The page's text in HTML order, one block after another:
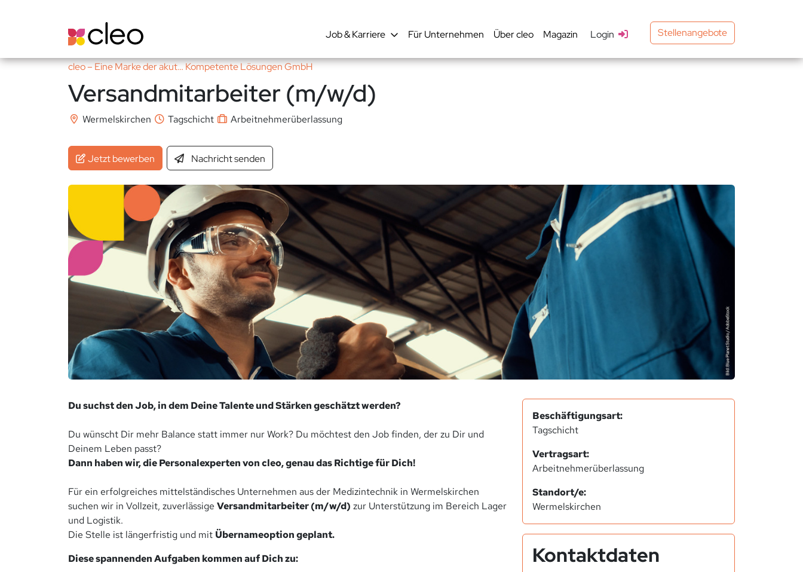
Job & Karriere Für Unternehmen Über cleo Magazin Login Stellenangebote
cleo – Eine Marke der akut… Kompetente Lösungen GmbH
Versandmitarbeiter (m/w/d)
Wermelskirchen Tagschicht Arbeitnehmerüberlassung
Jetzt bewerben Nachrichtsenden
Du suchst den Job, in dem Deine Talente und Stärken geschätzt werden?
Du wünscht Dir mehr Balance statt immer nur Work? Du möchtest den Job finden, der zu Dir und
Deinem Leben passt?
Dann haben wir, die Personalexperten von cleo, genau das Richtige für Dich!
Für ein erfolgreiches mittelständisches Unternehmen aus der Medizintechnik in Wermelskirchen
suchen wir in Vollzeit, zuverlässige Versandmitarbeiter (m/w/d) zur Unterstützung im Bereich Lager
und Logistik.
Die Stelle ist längerfristig und mit Übernameoption geplant.
Diese spannenden Aufgaben kommen auf Dich zu:
Beschäftigungsart:
Tagschicht
Vertragsart:
Arbeitnehmerüberlassung
Standort/e:
Wermelskirchen
Kontaktdaten